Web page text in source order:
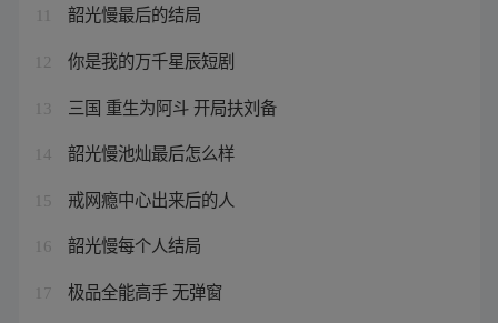
韶光慢最后的结局
12 你是我的万千星辰短剧
13 三国 重生为阿斗 开局扶刘备
14 韶光慢池灿最后怎么样
15 戒网瘾中心出来后的人
16 韶光慢每个人结局
17 极品全能高手 无弹窗